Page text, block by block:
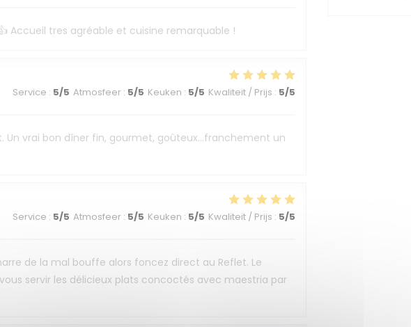
Accueil tres agréable et cuisine remarquable !
Service : 5/5 Atmosfeer: 5/5 Keuken : 5/5 Kwaliteit / Prijs : 5/5
vrai bon dîner fin, gourmet, goûteux...franchement un
Service : 5/5 Atmosfeer: 5/5 Keuken : 5/5 Kwaliteit / Prijs : 5/5
de la mal bouffe alors foncez direct au Reflet. Le
servir les délicieux plats concoctés avec maestria par